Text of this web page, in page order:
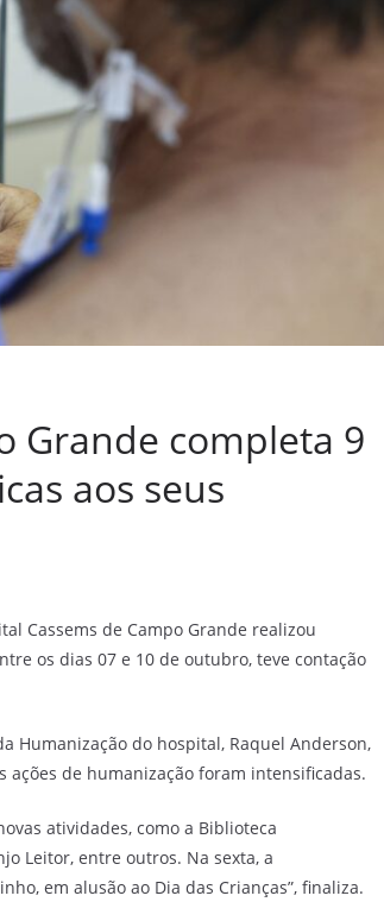
Grande completa 9
aos seus
Cassems de Campo Grande realizou
os dias 07 e 10 de outubro, teve contação
Humanização do hospital, Raquel Anderson,
de humanização foram intensificadas.
atividades, como a Biblioteca
Leitor, entre outros. Na sexta, a
em alusão ao Dia das Crianças”, finaliza.